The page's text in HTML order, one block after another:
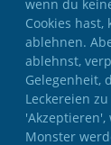
wenn du
Cookies
ablehnen.
ablehnst,
Gelegenheit,
Leckereien
'Akzeptieren',
Monster